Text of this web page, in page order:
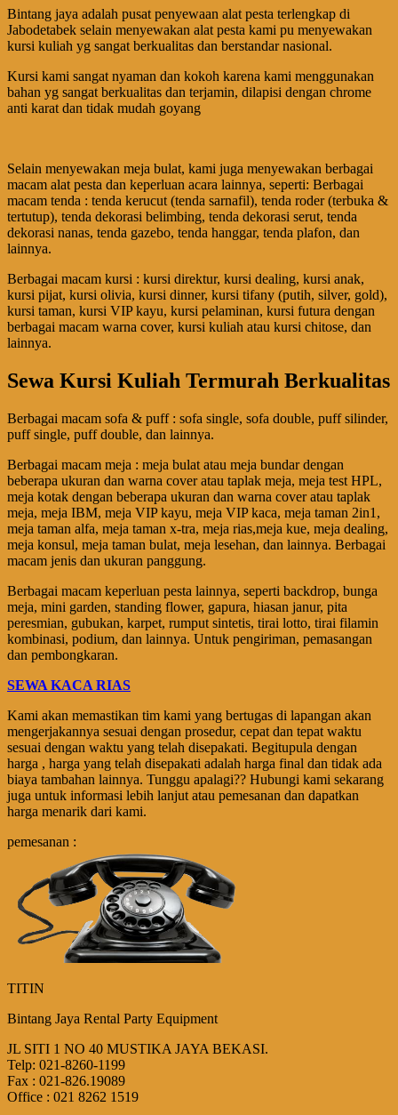
Bintang jaya adalah pusat penyewaan alat pesta terlengkap di
Jabodetabek selain menyewakan alat pesta kami pu menyewakan
kursi kuliah yg sangat berkualitas dan berstandar nasional.
Kursi kami sangat nyaman dan kokoh karena kami menggunakan
bahan yg sangat berkualitas dan terjamin, dilapisi dengan chrome
anti karat dan tidak mudah goyang
Selain menyewakan meja bulat, kami juga menyewakan berbagai
macam alat pesta dan keperluan acara lainnya, seperti: Berbagai
macam tenda : tenda kerucut (tenda sarnafil), tenda roder (terbuka &
tertutup), tenda dekorasi belimbing, tenda dekorasi serut, tenda
dekorasi nanas, tenda gazebo, tenda hanggar, tenda plafon, dan
lainnya.
Berbagai macam kursi : kursi direktur, kursi dealing, kursi anak,
kursi pijat, kursi olivia, kursi dinner, kursi tifany (putih, silver, gold),
kursi taman, kursi VIP kayu, kursi pelaminan, kursi futura dengan
berbagai macam warna cover, kursi kuliah atau kursi chitose, dan
lainnya.
Sewa Kursi Kuliah Termurah Berkualitas
Berbagai macam sofa & puff : sofa single, sofa double, puff silinder,
puff single, puff double, dan lainnya.
Berbagai macam meja : meja bulat atau meja bundar dengan
beberapa ukuran dan warna cover atau taplak meja, meja test HPL,
meja kotak dengan beberapa ukuran dan warna cover atau taplak
meja, meja IBM, meja VIP kayu, meja VIP kaca, meja taman 2in1,
meja taman alfa, meja taman x-tra, meja rias,meja kue, meja dealing,
meja konsul, meja taman bulat, meja lesehan, dan lainnya. Berbagai
macam jenis dan ukuran panggung.
Berbagai macam keperluan pesta lainnya, seperti backdrop, bunga
meja, mini garden, standing flower, gapura, hiasan janur, pita
peresmian, gubukan, karpet, rumput sintetis, tirai lotto, tirai filamin
kombinasi, podium, dan lainnya. Untuk pengiriman, pemasangan
dan pembongkaran.
SEWA KACA RIAS
Kami akan memastikan tim kami yang bertugas di lapangan akan
mengerjakannya sesuai dengan prosedur, cepat dan tepat waktu
sesuai dengan waktu yang telah disepakati. Begitupula dengan
harga , harga yang telah disepakati adalah harga final dan tidak ada
biaya tambahan lainnya. Tunggu apalagi?? Hubungi kami sekarang
juga untuk informasi lebih lanjut atau pemesanan dan dapatkan
harga menarik dari kami.
pemesanan :
TITIN
Bintang Jaya Rental Party Equipment
JL SITI 1 NO 40 MUSTIKA JAYA BEKASI.
Telp: 021-8260-1199
Fax : 021-826.19089
Office : 021 8262 1519